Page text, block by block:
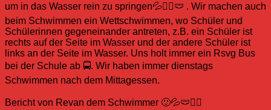
um in das Wasser rein zu springen💦🏊‍♂️🩲 . Wir machen auch
beim Schwimmen ein Wettschwimmen, wo Schüler und
Schülerinnen gegeneinander antreten, z.B. ein Schüler ist
rechts auf der Seite im Wasser und der andere Schüler ist
links an der Seite im Wasser. Uns holt immer ein Rsvg Bus
bei der Schule ab 🚍. Wir haben immer dienstags
Schwimmen nach dem Mittagessen.
Bericht von Revan dem Schwimmer 🙂💦🩲🏊‍♂️